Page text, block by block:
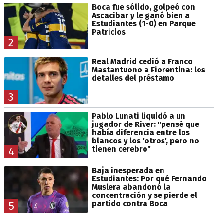
2
Boca fue sólido, golpeó con
Ascacibar y le ganó bien a
Estudiantes (1-0) en Parque
Patricios
3
Real Madrid cedió a Franco
Mastantuono a Fiorentina: los
detalles del préstamo
4
Pablo Lunati liquidó a un
jugador de River: "pensé que
había diferencia entre los
blancos y los 'otros', pero no
tienen cerebro"
5
Baja inesperada en
Estudiantes: Por qué Fernando
Muslera abandonó la
concentración y se pierde el
partido contra Boca